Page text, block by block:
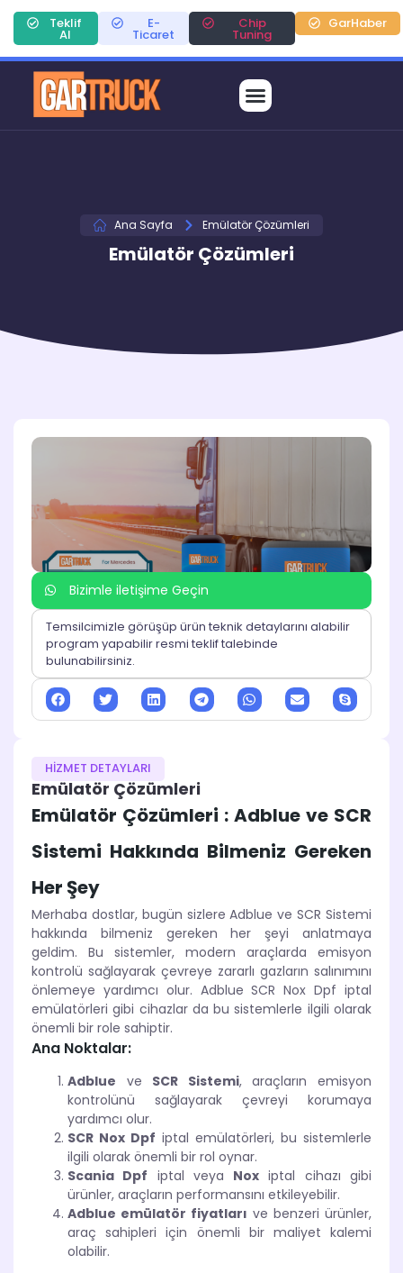
Teklif
Al
E-
Ticaret
Chip
Tuning
GarHaber
Ana Sayfa Emülatör Çözümleri
Emülatör Çözümleri
HİZMET DETAYLARI
Emülatör Çözümleri
Emülatör Çözümleri : Adblue ve SCR
Sistemi Hakkında Bilmeniz Gereken
Her Şey
Merhaba dostlar, bugün sizlere Adblue ve SCR Sistemi
hakkında bilmeniz gereken her şeyi anlatmaya
geldim. Bu sistemler, modern araçlarda emisyon
kontrolü sağlayarak çevreye zararlı gazların salınımını
önlemeye yardımcı olur. Adblue SCR Nox Dpf iptal
emülatörleri gibi cihazlar da bu sistemlerle ilgili olarak
önemli bir role sahiptir.
Ana Noktalar:
Adblue ve SCR Sistemi, araçların emisyon
kontrolünü sağlayarak çevreyi korumaya
yardımcı olur.
SCR Nox Dpf iptal emülatörleri, bu sistemlerle
ilgili olarak önemli bir rol oynar.
Scania Dpf iptal veya Nox iptal cihazı gibi
ürünler, araçların performansını etkileyebilir.
Adblue emülatör fiyatları ve benzeri ürünler,
araç sahipleri için önemli bir maliyet kalemi
olabilir.
Bizimle iletişime Geçin
Temsilcimizle görüşüp ürün teknik detaylarını alabilir
program yapabilir resmi teklif talebinde
bulunabilirsiniz.